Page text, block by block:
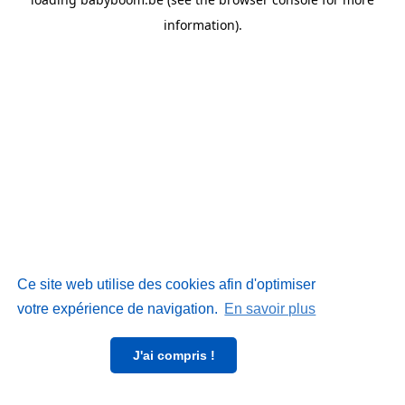
Ce site web utilise des cookies afin d'optimiser
votre expérience de navigation. En savoir plus
J'ai compris !
information).